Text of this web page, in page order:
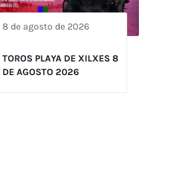
8 de agosto de 2026
TOROS PLAYA DE XILXES 8
DE AGOSTO 2026